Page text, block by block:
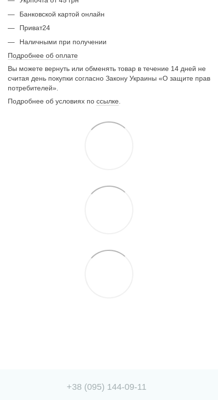
Банковской картой онлайн
Приват24
Наличными при получении
Подробнее об оплате
Вы можете вернуть или обменять товар в течение 14 дней не
считая день покупки согласно Закону Украины «О защите прав
потребителей».
Подробнее об условиях по ссылке
+38 (095) 144-09-11